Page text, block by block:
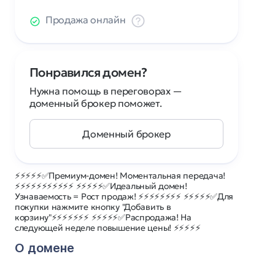
⚡⚡⚡⚡⚡✅Премиум-домен! Моментальная передача!
⚡⚡⚡⚡⚡⚡⚡⚡⚡⚡⚡ ⚡⚡⚡⚡⚡✅Идеальный домен!
Узнаваемость = Рост продаж! ⚡⚡⚡⚡⚡⚡⚡⚡ ⚡⚡⚡⚡⚡✅Для
покупки нажмите кнопку "Добавить в
корзину"⚡⚡⚡⚡⚡⚡⚡ ⚡⚡⚡⚡⚡✅Распродажа! На
следующей неделе повышение цены! ⚡⚡⚡⚡⚡
О домене
Продажа онлайн
Понравился домен?
Нужна помощь в переговорах —
доменный брокер поможет.
Доменный брокер